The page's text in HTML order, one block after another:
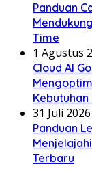
Panduan
Time
1 Agustus
Cloud AI
31 Juli 2026
Panduan
Terbaru